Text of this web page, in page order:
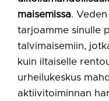
maisemissa.
tarjoamme sinulle
talvimaisemiin,
kuin iltaiselle
urheilukeskus
aktiivitoiminnan